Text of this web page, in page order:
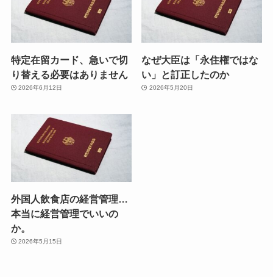
特定在留カード、急いで切
り替える必要はありません
2026年6月12日
なぜ大臣は「永住権ではな
い」と訂正したのか
2026年5月20日
外国人飲食店の経営管理…
本当に経営管理でいいの
か。
2026年5月15日